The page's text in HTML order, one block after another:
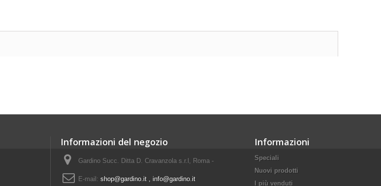
Informazioni del negozio
Gardino Succ. Ditta D. Cravanzola s.r.l, Roma -
E-mail: shop@gardino.it , info@gardino.it
Informazioni
Speciali
Nuovi prodotti
I più venduti